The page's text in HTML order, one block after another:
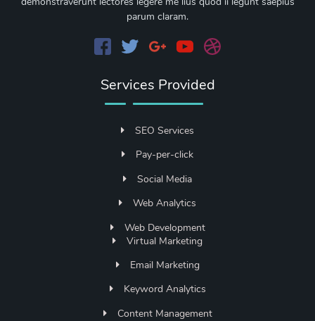
parum claram.
Services Provided
SEO Services
Pay-per-click
Social Media
Web Analytics
Web Development
Virtual Marketing
Email Marketing
Keyword Analytics
Content Management